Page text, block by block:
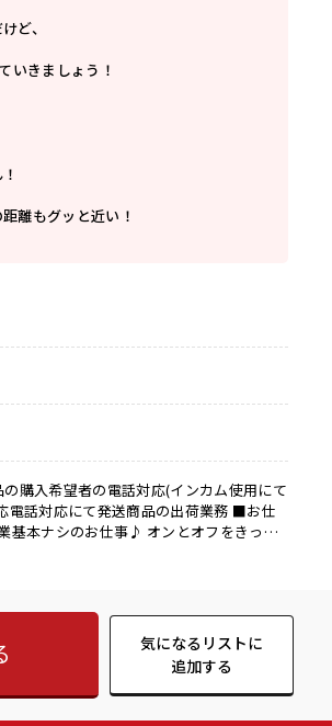
ど、
いきましょう！
離もグッと近い！
購入希望者の電話対応(インカム使用にて
対応にて発送商品の出荷業務 ■お仕
基本ナシのお仕事♪ オンとオフをきっち
い職場≫ もちろん男性の応募も歓迎！
った期間で働ける≫ 福利厚生が整った派
離もグッと近い！ 休憩室でホッと一息
気になるリストに
追加する